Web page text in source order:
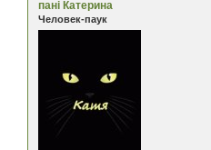
пані Катерина
Человек-паук